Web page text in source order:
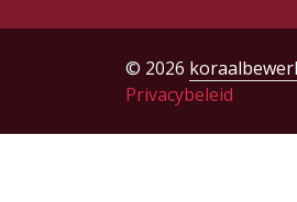
© 2026
Privacybeleid